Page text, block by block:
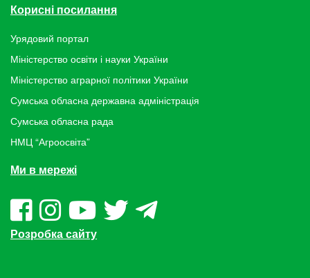
Корисні посилання
Урядовий портал
Міністерство освіти і науки України
Міністерство аграрної політики України
Сумська обласна державна адміністрація
Сумська обласна рада
НМЦ “Агроосвіта”
Ми в мережі
Розробка сайту